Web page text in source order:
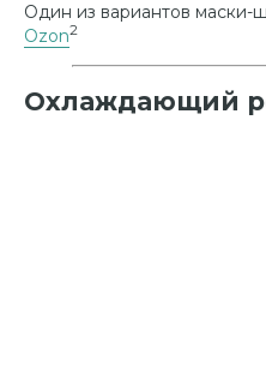
Один из вариантов маски-
Ozon2
Охлаждающий